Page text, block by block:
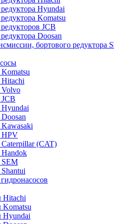
Hyundai
Komatsu
JCB
Doosan
бортового редуктора
Volvo
HPV
(CAT)
SEM
Hitachi
Hyundai